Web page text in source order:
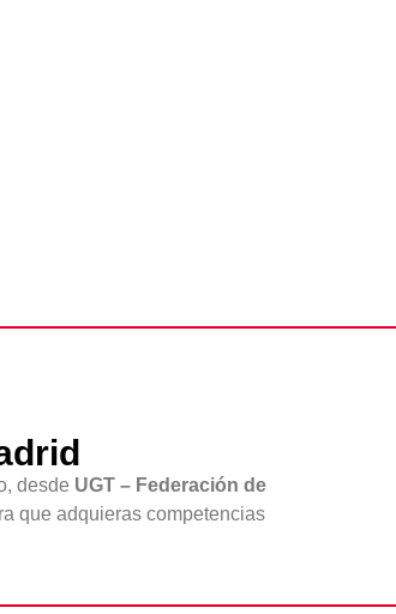
desde UGT – Federación de
que adquieras competencias